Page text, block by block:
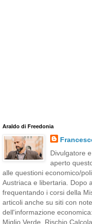
Araldo di Freedonia
Divulgatore
aperto
alle questioni economico/
Austriaca e libertaria. Dopo
frequentando i corsi della
articoli anche su siti con
dell'informazione
Miglio Verde, Rischio